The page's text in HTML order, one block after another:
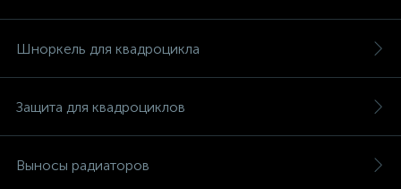
Шноркель для квадроцикла
Защита для квадроциклов
Выносы радиаторов